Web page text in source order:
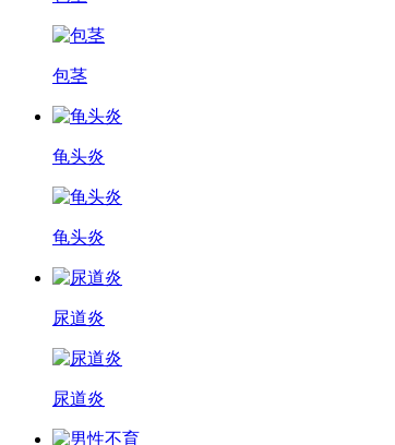
包茎
龟头炎
龟头炎
尿道炎
尿道炎